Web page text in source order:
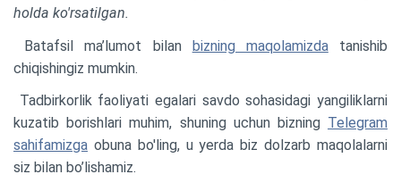
holda ko'rsatilgan.
Batafsil ma’lumot bilan bizning maqolamizdatanishib
chiqishingiz mumkin.
Tadbirkorlik faoliyati egalari savdo sohasidagi yangiliklarni
kuzatib borishlari muhim, shuning uchun bizning Telegram
sahifamizga obuna bo'ling, u yerda biz dolzarb maqolalarni
siz bilan bo’lishamiz.